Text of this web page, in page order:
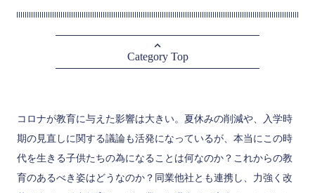
Category Top
コロナが教育に与えた影響は大きい。夏休みの削減や、入学時
期の見直しに関する議論も活発になっているが、本当にこの時
代を生きる子供たちの為になることは何なのか？これからの教
育のあるべき姿はどうなのか？同業他社とも連携し、力強く改